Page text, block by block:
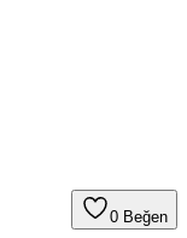
0 Beğen